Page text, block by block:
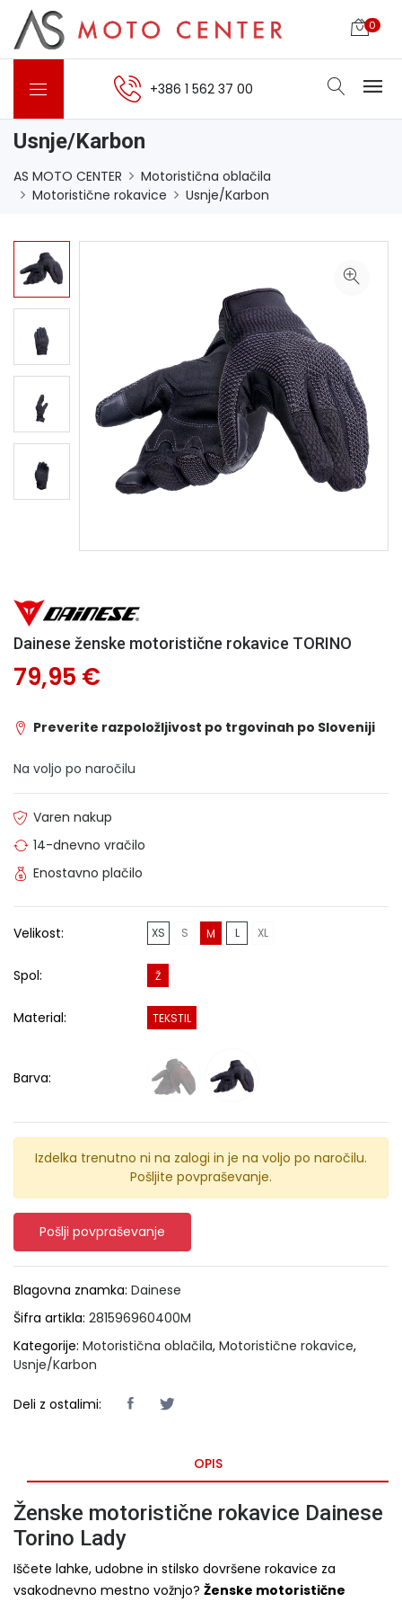
0
+386 1 562 37 00
Usnje/Karbon
AS MOTO CENTER
Motoristična oblačila
Motoristične rokavice
Usnje/Karbon
Dainese ženske motoristične rokavice TORINO
79,95 €
Preverite razpoložljivost po trgovinah po Sloveniji
Na voljo po naročilu
Varen nakup
14-dnevno vračilo
Enostavno plačilo
Velikost: XS S M L XL
Spol: Ž
Material: TEKSTIL
Barva:
Izdelka trenutno ni na zalogi in je na voljo po naročilu.
Pošljite povpraševanje.
Pošlji povpraševanje
Blagovna znamka: Dainese
Šifra artikla: 281596960400M
Kategorije: Motoristična oblačila, Motoristične rokavice,
Usnje/Karbon
Deli z ostalimi:
OPIS
Ženske motoristične rokavice Dainese
Torino Lady
Iščete lahke, udobne in stilsko dovršene rokavice za
vsakodnevno mestno vožnjo? Ženske motoristične